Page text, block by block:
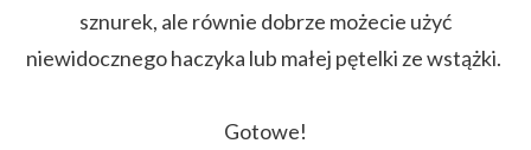
sznurek, ale równie dobrze możecie użyć
niewidocznego haczyka lub małej pętelki ze wstążki.
Gotowe!